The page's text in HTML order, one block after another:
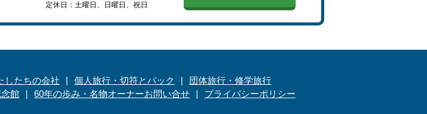
定休日：土曜日、日曜日、祝日
したちの会社 個人旅行・切符とパック
団体旅行・修学旅行
館 60年の歩み・名物オーナーお問い合せ プライバシーポリシー